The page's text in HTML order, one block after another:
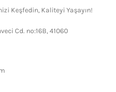
Keşfedin, Kaliteyi Yaşayın!
Cd. no:16B, 41060